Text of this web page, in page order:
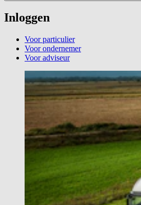
Inloggen
Voor particulier
Voor ondernemer
Voor adviseur